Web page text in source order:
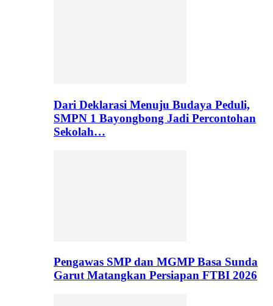
Dari Deklarasi Menuju Budaya Peduli,
SMPN 1 Bayongbong Jadi Percontohan
Sekolah…
Pengawas SMP dan MGMP Basa Sunda
Garut Matangkan Persiapan FTBI 2026